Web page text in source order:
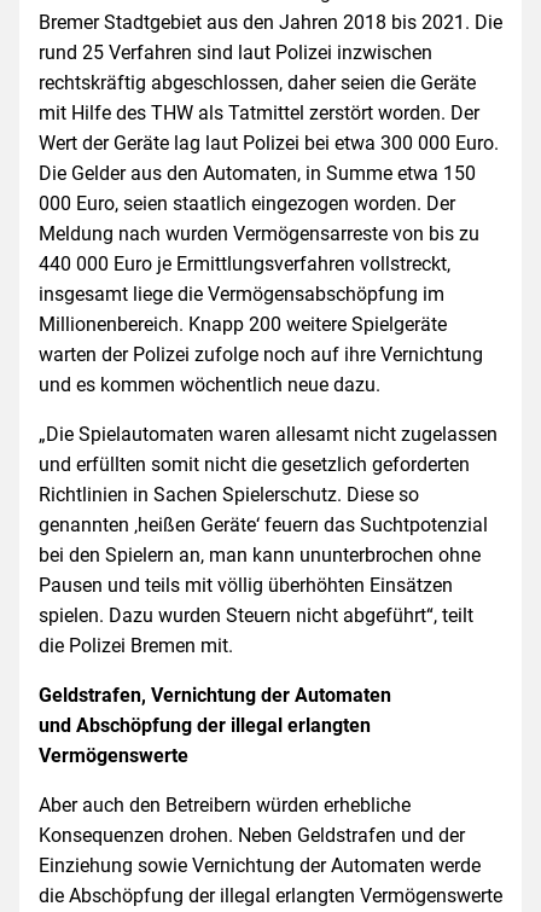
Bremer Stadtgebiet aus den Jahren 2018 bis 2021. Die
rund 25 Verfahren sind laut Polizei inzwischen
rechtskräftig abgeschlossen, daher seien die Geräte
mit Hilfe des THW als Tatmittel zerstört worden. Der
Wert der Geräte lag laut Polizei bei etwa 300 000 Euro.
Die Gelder aus den Automaten, in Summe etwa 150
000 Euro, seien staatlich eingezogen worden. Der
Meldung nach wurden Vermögensarreste von bis zu
440 000 Euro je Ermittlungsverfahren vollstreckt,
insgesamt liege die Vermögensabschöpfung im
Millionenbereich. Knapp 200 weitere Spielgeräte
warten der Polizei zufolge noch auf ihre Vernichtung
und es kommen wöchentlich neue dazu.
„Die Spielautomaten waren allesamt nicht zugelassen
und erfüllten somit nicht die gesetzlich geforderten
Richtlinien in Sachen Spielerschutz. Diese so
genannten ‚heißen Geräte‘ feuern das Suchtpotenzial
bei den Spielern an, man kann ununterbrochen ohne
Pausen und teils mit völlig überhöhten Einsätzen
spielen. Dazu wurden Steuern nicht abgeführt“, teilt
die Polizei Bremen mit.
Geldstrafen, Vernichtung der Automaten
und Abschöpfung der illegal erlangten
Vermögenswerte
Aber auch den Betreibern würden erhebliche
Konsequenzen drohen. Neben Geldstrafen und der
Einziehung sowie Vernichtung der Automaten werde
die Abschöpfung der illegal erlangten Vermögenswerte